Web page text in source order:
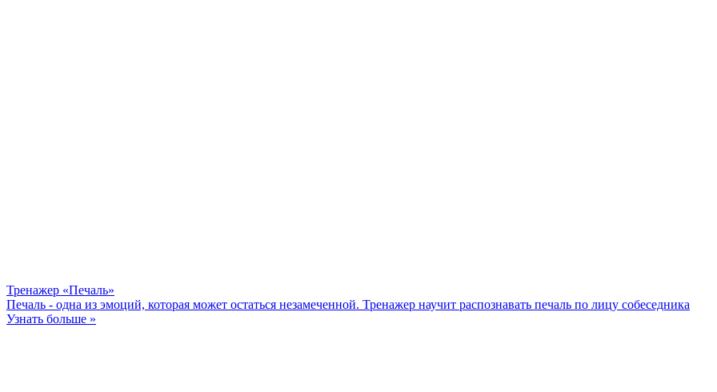
Тренажер «Печаль»
Печаль - одна из эмоций, которая может остаться незамеченной. Тренажер научит распознавать печаль по лицу собеседника
Узнать больше »